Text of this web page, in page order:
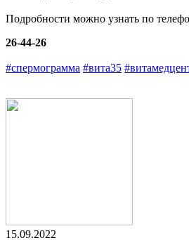
Подробности можно узнать по
26-44-26
#спермограмма #вита35
15.09.2022